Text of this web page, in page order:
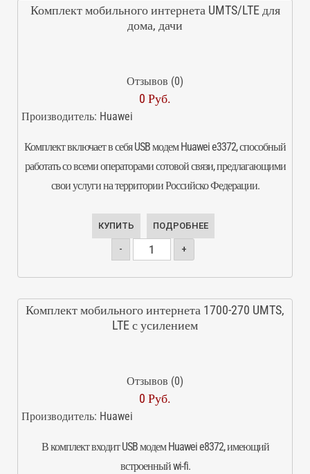
Комплект мобильного интернета UMTS/LTE для
дома, дачи
Отзывов (0)
0 Руб.
Производитель: Huawei
Комплект включает в себя USB модем Huawei e3372, способный
работать со всеми операторами сотовой связи, предлагающими
свои услуги на территории Российско Федерации.
КУПИТЬ ПОДРОБНЕЕ
- +
Комплект мобильного интернета 1700-270 UMTS,
LTE с усилением
Отзывов (0)
0 Руб.
Производитель: Huawei
В комплект входит USB модем Huawei e8372, имеющий
встроенный wi-fi.